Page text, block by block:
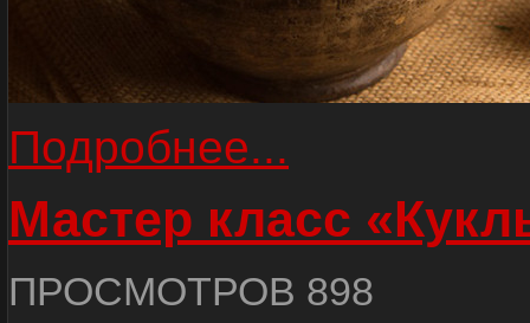
Подробнее...
Мастер класс
ПРОСМОТРОВ 898